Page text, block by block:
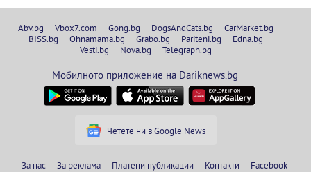
Abv.bg Vbox7.com Gong.bg DogsAndCats.bg
CarMarket.bg
BISS.bg
Ohnamama.bg Grabo.bg Pariteni.bg
Edna.bg
Vesti.bg
Nova.bg Telegraph.bg
Мобилното приложение на Dariknews.bg
Четете ни в Google News
За нас За реклама Платени публикации Контакти
Facebook